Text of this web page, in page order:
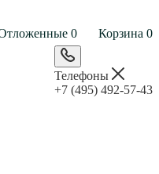
0 Корзина 0
Телефоны
+7 (495) 492-57-43